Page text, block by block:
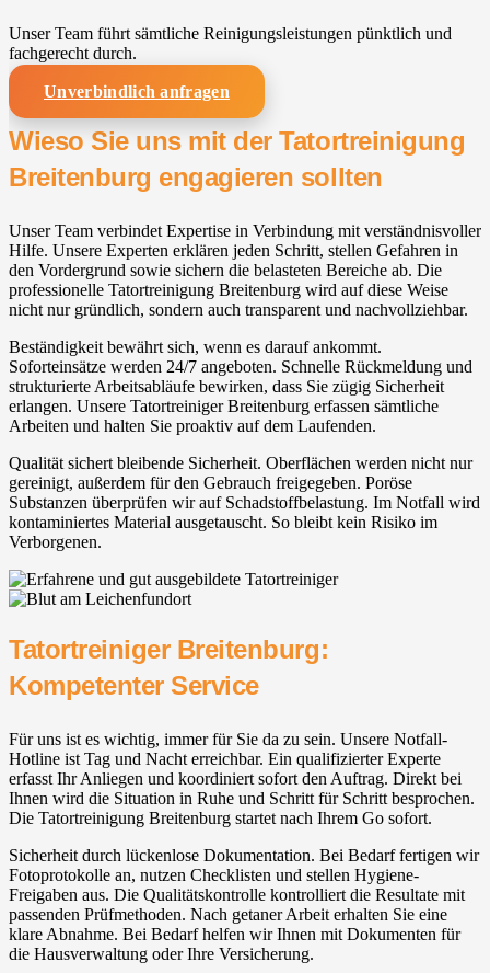
Unser Team führt sämtliche Reinigungsleistungen pünktlich und
fachgerecht durch.
Unverbindlich anfragen
Wieso Sie uns mit der Tatortreinigung
Breitenburg engagieren sollten
Unser Team verbindet Expertise in Verbindung mit verständnisvoller
Hilfe. Unsere Experten erklären jeden Schritt, stellen Gefahren in
den Vordergrund sowie sichern die belasteten Bereiche ab. Die
professionelle Tatortreinigung Breitenburg wird auf diese Weise
nicht nur gründlich, sondern auch transparent und nachvollziehbar.
Beständigkeit bewährt sich, wenn es darauf ankommt.
Soforteinsätze werden 24/7 angeboten. Schnelle Rückmeldung und
strukturierte Arbeitsabläufe bewirken, dass Sie zügig Sicherheit
erlangen. Unsere Tatortreiniger Breitenburg erfassen sämtliche
Arbeiten und halten Sie proaktiv auf dem Laufenden.
Qualität sichert bleibende Sicherheit. Oberflächen werden nicht nur
gereinigt, außerdem für den Gebrauch freigegeben. Poröse
Substanzen überprüfen wir auf Schadstoffbelastung. Im Notfall wird
kontaminiertes Material ausgetauscht. So bleibt kein Risiko im
Verborgenen.
Tatortreiniger Breitenburg:
Kompetenter Service
Für uns ist es wichtig, immer für Sie da zu sein. Unsere Notfall-
Hotline ist Tag und Nacht erreichbar. Ein qualifizierter Experte
erfasst Ihr Anliegen und koordiniert sofort den Auftrag. Direkt bei
Ihnen wird die Situation in Ruhe und Schritt für Schritt besprochen.
Die Tatortreinigung Breitenburg startet nach Ihrem Go sofort.
Sicherheit durch lückenlose Dokumentation. Bei Bedarf fertigen wir
Fotoprotokolle an, nutzen Checklisten und stellen Hygiene-
Freigaben aus. Die Qualitätskontrolle kontrolliert die Resultate mit
passenden Prüfmethoden. Nach getaner Arbeit erhalten Sie eine
klare Abnahme. Bei Bedarf helfen wir Ihnen mit Dokumenten für
die Hausverwaltung oder Ihre Versicherung.